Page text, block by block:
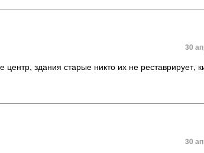
30
здания старые никто их не реставрирует,
30